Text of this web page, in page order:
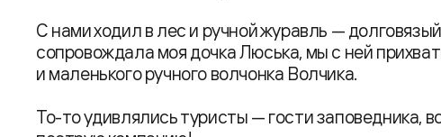
С нами ходил в лес и ручной журавль —
сопровождала моя дочка Люська, мы с ней
и маленького ручного волчонка Волчика.
То-то удивлялись туристы — гости заповедника,